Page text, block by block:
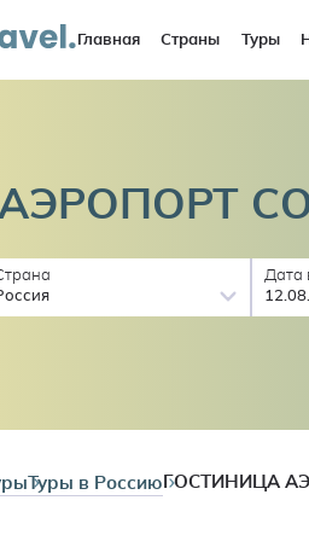
Главная Страны Туры
Дата
Туры в Россию ГОСТИНИЦА